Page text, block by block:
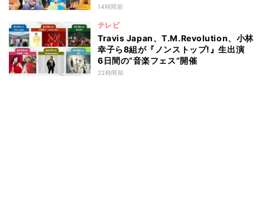
リー『仰天』が再現
14時間前
テレビ
Travis Japan、T.M.Revolution、小林
幸子ら8組が『ノンストップ!』生出演
6日間の“音楽フェス”開催
22時間前